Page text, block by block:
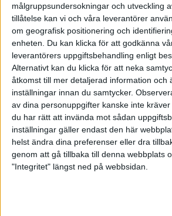
målgruppsundersokningar och utveckling
tillåtelse kan vi och våra leverantörer
om geografisk positionering och
enheten. Du kan klicka för att godkänna
leverantörers uppgiftsbehandling enligt
Alternativt kan du klicka för att neka
åtkomst till mer detaljerad information och
inställningar innan du samtycker.
av dina personuppgifter kanske inte
du har rätt att invända mot sådan
inställningar gäller endast den här
helst ändra dina preferenser eller dra
genom att gå tillbaka till denna webbplats
"Integritet" längst ned på webbsidan.